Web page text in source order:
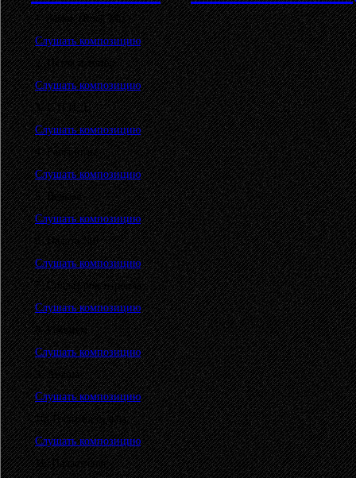
1. Замок (Rock Mix)
Слушать композицию
2. Петля и топор
Слушать композицию
3. С.П.И.Д.
Слушать композицию
4. Рабы иглы
Слушать композицию
5. Ведьма
Слушать композицию
6. Палата №6
Слушать композицию
7. Солдат рок-н-ролла
Слушать композицию
8. Реквием
Слушать композицию
9. Анаша
Слушать композицию
10. Госпожа cудьба...
Слушать композицию
11. Падает снег